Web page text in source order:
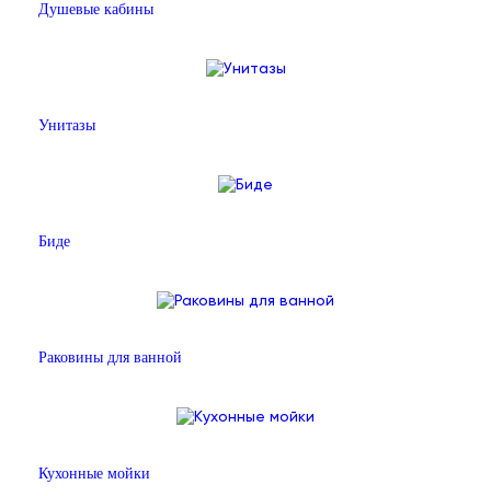
Душевые кабины
Унитазы
Биде
Раковины для ванной
Кухонные мойки